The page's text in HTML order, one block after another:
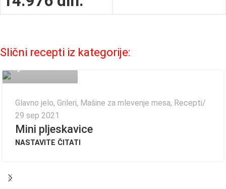
Slični recepti iz kategorije:
Glavno jelo, Grileri, Mašine za mlevenje mesa, Recepti
29 sep 2021
Mini pljeskavice
NASTAVITE ČITATI